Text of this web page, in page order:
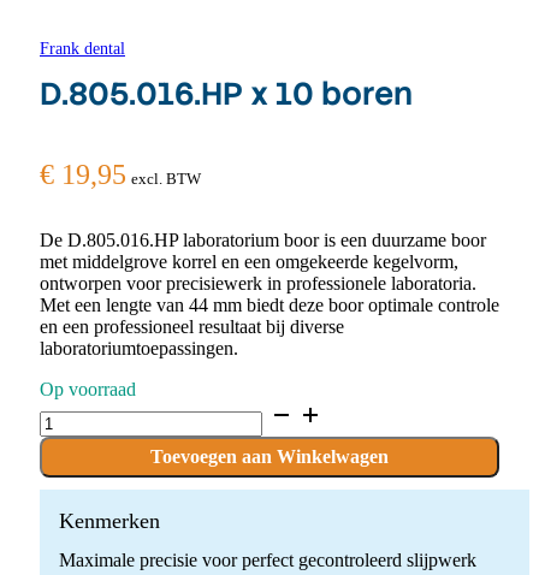
Frank dental
D.805.016.HP x 10 boren
€ 19,95 excl. BTW
De D.805.016.HP laboratorium boor is een duurzame boor
met middelgrove korrel en een omgekeerde kegelvorm,
ontworpen voor precisiewerk in professionele laboratoria.
Met een lengte van 44 mm biedt deze boor optimale controle
en een professioneel resultaat bij diverse
laboratoriumtoepassingen.
Op voorraad
D.805.016.HP
x
boren
quantity
Toevoegen aan Winkelwagen
Kenmerken
Maximale precisie voor perfect gecontroleerd slijpwerk